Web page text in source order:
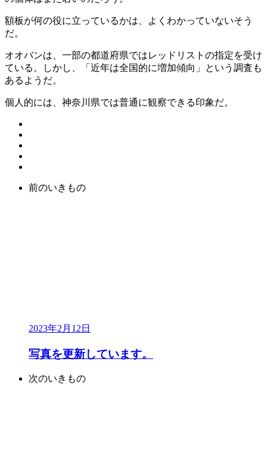
額板が何の役に立っているかは、よくわかっていないそう
だ。
オオバンは、一部の都道府県ではレッドリストの指定を受け
ている。しかし、「近年は全国的に増加傾向」という調査も
あるようだ。
個人的には、神奈川県では普通に観察できる印象だ。
前のいきもの
2023年2月12日
写真を更新しています。
次のいきもの